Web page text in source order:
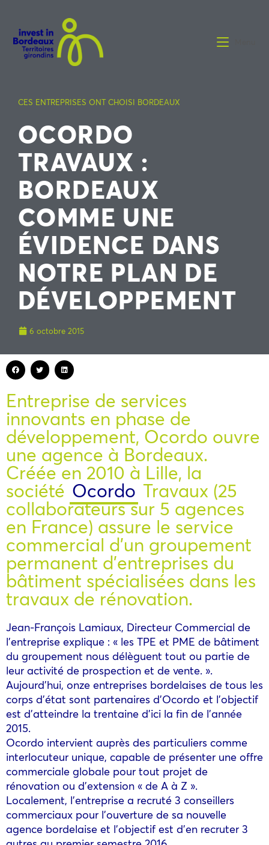
CES ENTREPRISES ONT CHOISI BORDEAUX
OCORDO
TRAVAUX :
BORDEAUX
COMME UNE
ÉVIDENCE DANS
NOTRE PLAN DE
DÉVELOPPEMENT
6 octobre 2015
Entreprise de services
innovants en phase de
développement, Ocordo ouvre
une agence à Bordeaux.
Créée en 2010 à Lille, la
société Ocordo Travaux (25
collaborateurs sur 5 agences
en France) assure le service
commercial d’un groupement
permanent d’entreprises du
bâtiment spécialisées dans les
travaux de rénovation.
Jean-François Lamiaux, Directeur Commercial de
l’entreprise explique : « les TPE et PME de bâtiment
du groupement nous délèguent tout ou partie de
leur activité de prospection et de vente. ».
Aujourd’hui, onze entreprises bordelaises de tous les
corps d’état sont partenaires d’Ocordo et l’objectif
est d’atteindre la trentaine d’ici la fin de l’année
2015.
Ocordo intervient auprès des particuliers comme
interlocuteur unique, capable de présenter une offre
commerciale globale pour tout projet de
rénovation ou d’extension « de A à Z ».
Localement, l’entreprise a recruté 3 conseillers
commerciaux pour l’ouverture de sa nouvelle
agence bordelaise et l’objectif est d’en recruter 3